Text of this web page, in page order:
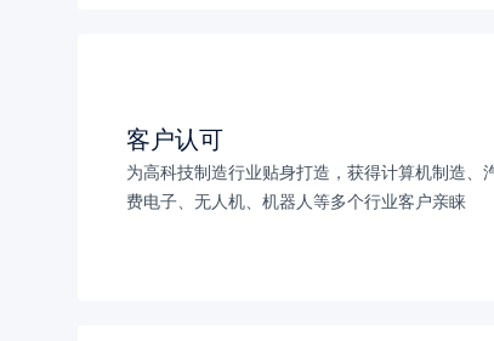
客户认可
为高科技制造行业贴身打造，获得计算机制造、
费电子、无人机、机器人等多个行业客户亲睐